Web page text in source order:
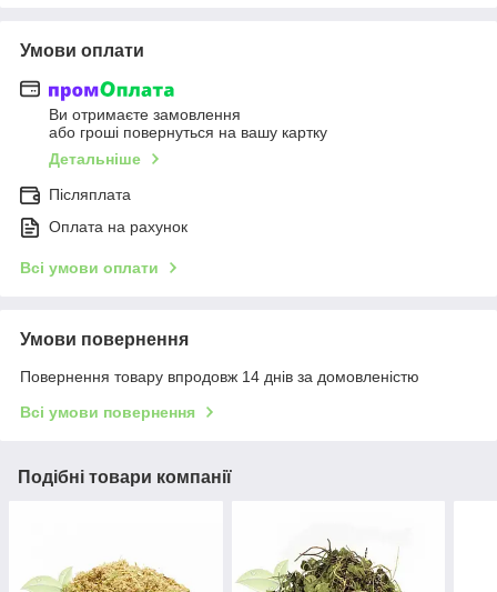
Умови оплати
Ви отримаєте замовлення
або гроші повернуться на вашу картку
Детальніше
Післяплата
Оплата на рахунок
Всі умови оплати
Умови повернення
Повернення товару впродовж 14 днів за домовленістю
Всі умови повернення
Подібні товари компанії